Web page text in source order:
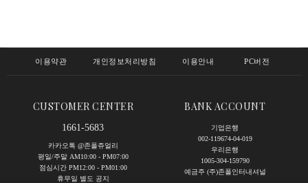
이용약관 개인정보처리방침 이용안내 PC버전
CUSTOMER CENTER
1661-5683
카카오톡 @존폴쥬얼리
평일/주말 AM10:00 - PM07:00
점심시간 PM12:00 - PM01:00
휴무일 별도 공지
BANK ACCOUNT
기업은행
002-119674-04-019
우리은행
1005-304-159790
예금주 (주)존폴인터내셔널